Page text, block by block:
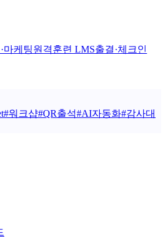
마케팅원격훈련 LMS출결·체크인
#워크샵#QR출석#AI자동화#감사대